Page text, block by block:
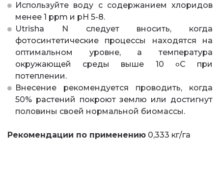
Используйте воду с содержанием хлоридов
менее 1 ppm и pH 5-8.
Utrisha N следует вносить, когда
фотосинтетические процессы находятся на
оптимальном уровне, а температура
окружающей среды выше 10 оC при
потеплении.
Внесение рекомендуется проводить, когда
50% растений покроют землю или достигнут
половины своей нормальной биомассы.
Рекомендации по применению 0,333 кг/га